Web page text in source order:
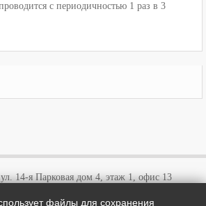
с периодичностью 1 раз в 3
14-я Парковая дом 4, этаж 1, офис 13
+7 (495)646 03 57
файлы для сохранения